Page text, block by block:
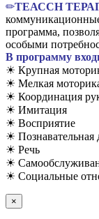
✏TЕАССН
программа,
особыми
В программу
☀ Крупная
☀ Мелкая
☀ Координация
☀ Имитация
☀ Восприятие
☀ Познавательная
☀ Речь
☀
☀ Социальные
×